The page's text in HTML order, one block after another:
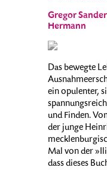
Gregor
Hermann
Das bewegte
ein opulenter,
und Finden.
der junge
Mal von der
dass dieses